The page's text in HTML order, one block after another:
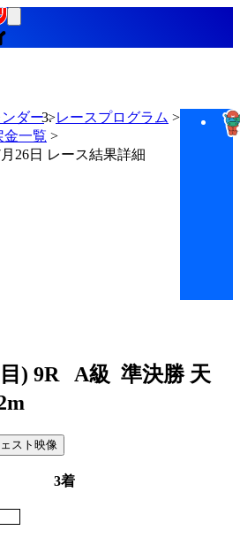
ダー
レースプログラム
金一覧
26日 レース結果詳細
) 9R A級 準決勝 天
スト映像
3着